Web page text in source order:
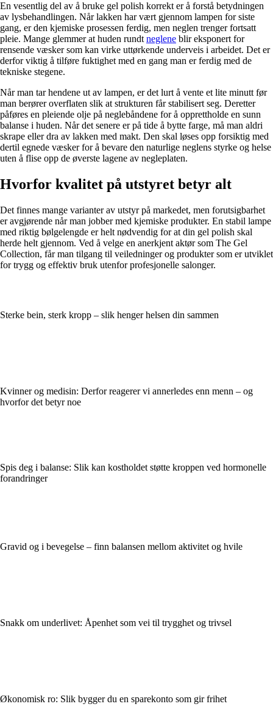
En vesentlig del av å bruke gel polish korrekt er å forstå betydningen
av lysbehandlingen. Når lakken har vært gjennom lampen for siste
gang, er den kjemiske prosessen ferdig, men neglen trenger fortsatt
pleie. Mange glemmer at huden rundt neglene blir eksponert for
rensende væsker som kan virke uttørkende underveis i arbeidet. Det er
derfor viktig å tilføre fuktighet med en gang man er ferdig med de
tekniske stegene.
Når man tar hendene ut av lampen, er det lurt å vente et lite minutt før
man berører overflaten slik at strukturen får stabilisert seg. Deretter
påføres en pleiende olje på neglebåndene for å opprettholde en sunn
balanse i huden. Når det senere er på tide å bytte farge, må man aldri
skrape eller dra av lakken med makt. Den skal løses opp forsiktig med
dertil egnede væsker for å bevare den naturlige neglens styrke og helse
uten å flise opp de øverste lagene av negleplaten.
Hvorfor kvalitet på utstyret betyr alt
Det finnes mange varianter av utstyr på markedet, men forutsigbarhet
er avgjørende når man jobber med kjemiske produkter. En stabil lampe
med riktig bølgelengde er helt nødvendig for at din gel polish skal
herde helt gjennom. Ved å velge en anerkjent aktør som The Gel
Collection, får man tilgang til veiledninger og produkter som er utviklet
for trygg og effektiv bruk utenfor profesjonelle salonger.
Sterke bein, sterk kropp – slik henger helsen din sammen
Kvinner og medisin: Derfor reagerer vi annerledes enn menn – og
hvorfor det betyr noe
Spis deg i balanse: Slik kan kostholdet støtte kroppen ved hormonelle
forandringer
Gravid og i bevegelse – finn balansen mellom aktivitet og hvile
Snakk om underlivet: Åpenhet som vei til trygghet og trivsel
Økonomisk ro: Slik bygger du en sparekonto som gir frihet